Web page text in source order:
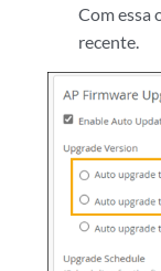
Com essa
recente.